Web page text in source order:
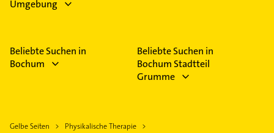
Umgebung
Beliebte Suchen in
Bochum
Beliebte Suchen in
Bochum Stadtteil
Grumme
Gelbe Seiten
Physikalische Therapie